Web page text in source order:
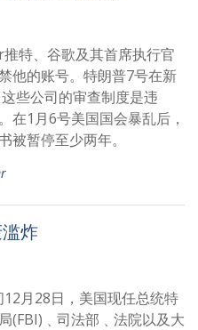
特、谷歌及其首席执行官
他的账号。特朗普7号在新
些公司的审查制度是违
在1月6号美国国会暴乱后，
被暂停至少两年。
炸
月28日，美国现任总统特
(FBI)﹑司法部﹑法院以及大